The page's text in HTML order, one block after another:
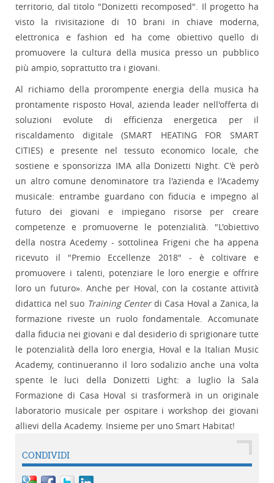
territorio, dal titolo "Donizetti recomposed". Il progetto ha
visto la rivisitazione di 10 brani in chiave moderna,
elettronica e fashion ed ha come obiettivo quello di
promuovere la cultura della musica presso un pubblico
più ampio, soprattutto tra i giovani.
Al richiamo della prorompente energia della musica ha
prontamente risposto Hoval, azienda leader nell'offerta di
soluzioni evolute di efficienza energetica per il
riscaldamento digitale (SMART HEATING FOR SMART
CITIES) e presente nel tessuto economico locale, che
sostiene e sponsorizza IMA alla Donizetti Night. C'è però
un altro comune denominatore tra l'azienda e l'Academy
musicale: entrambe guardano con fiducia e impegno al
futuro dei giovani e impiegano risorse per creare
competenze e promuoverne le potenzialità. "L'obiettivo
della nostra Acedemy - sottolinea Frigeni che ha appena
ricevuto il "Premio Eccellenze 2018" - è coltivare e
promuovere i talenti, potenziare le loro energie e offrire
loro un futuro». Anche per Hoval, con la costante attività
didattica nel suo Training Centerdi Casa Hoval a Zanica, la
formazione riveste un ruolo fondamentale. Accomunate
dalla fiducia nei giovani e dal desiderio di sprigionare tutte
le potenzialità della loro energia, Hoval e la Italian Music
Academy, continueranno il loro sodalizio anche una volta
spente le luci della Donizetti Light: a luglio la Sala
Formazione di Casa Hoval si trasformerà in un originale
laboratorio musicale per ospitare i workshop dei giovani
allievi della Academy. Insieme per uno Smart Habitat!
CONDIVIDI